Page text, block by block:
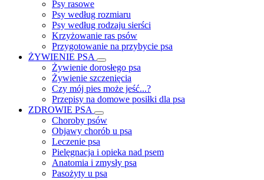
Psy rasowe
Psy według rozmiaru
Psy według rodzaju sierści
Krzyżowanie ras psów
Przygotowanie na przybycie psa
ŻYWIENIE PSA
Żywienie dorosłego psa
Żywienie szczenięcia
Czy mój pies może jeść...?
Przepisy na domowe posiłki dla psa
ZDROWIE PSA
Choroby psów
Objawy chorób u psa
Leczenie psa
Pielęgnacja i opieka nad psem
Anatomia i zmysły psa
Pasożyty u psa